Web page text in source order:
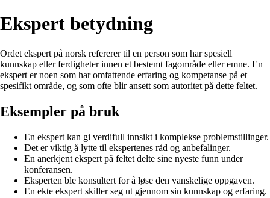
Ekspert betydning
Ordet ekspert på norsk refererer til en person som har spesiell
kunnskap eller ferdigheter innen et bestemt fagområde eller emne. En
ekspert er noen som har omfattende erfaring og kompetanse på et
spesifikt område, og som ofte blir ansett som autoritet på dette feltet.
Eksempler på bruk
En ekspert kan gi verdifull innsikt i komplekse problemstillinger.
Det er viktig å lytte til ekspertenes råd og anbefalinger.
En anerkjent ekspert på feltet delte sine nyeste funn under
konferansen.
Eksperten ble konsultert for å løse den vanskelige oppgaven.
En ekte ekspert skiller seg ut gjennom sin kunnskap og erfaring.